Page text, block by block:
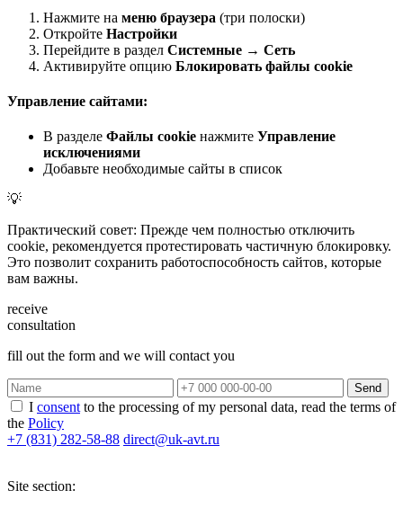
Нажмите на меню браузера (три полоски)
Откройте Настройки
Перейдите в раздел Системные → Сеть
Активируйте опцию Блокировать файлы cookie
Управление сайтами:
В разделе Файлы cookie нажмите Управление
исключениями
Добавьте необходимые сайты в список
💡
Практический совет: Прежде чем полностью отключить
cookie, рекомендуется протестировать частичную блокировку.
Это позволит сохранить работоспособность сайтов, которые
вам важны.
receive
consultation
fill out the form and we will contact you
Send
I consent to the processing of my personal data, read the terms of
the Policy
+7 (831) 282-58-88 direct@uk-avt.ru
Site section: